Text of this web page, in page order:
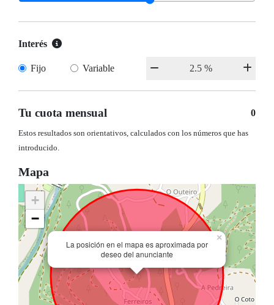
Interés
Fijo Variable
Tu cuota mensual 0
Estos resultados son orientativos, calculados con los números que has
introducido.
Mapa
La posición en el mapa es aproximada por
deseo del anunciante
×
+
−